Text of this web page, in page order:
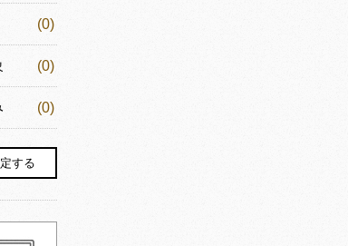
(0)
(0)
(0)